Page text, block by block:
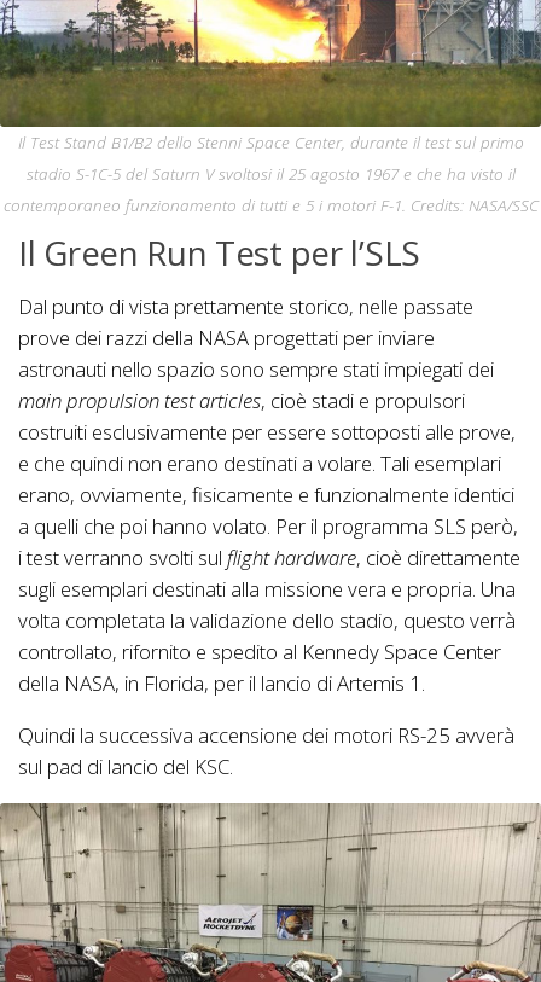
Il Test Stand B1/B2 dello Stenni Space Center, durante il test sul primo
stadio S-1C-5 del Saturn V svoltosi il 25 agosto 1967 e che ha visto il
contemporaneo funzionamento di tutti e 5 i motori F-1. Credits: NASA/SSC
Il Green Run Test per l’SLS
Dal punto di vista prettamente storico, nelle passate
prove dei razzi della NASA progettati per inviare
astronauti nello spazio sono sempre stati impiegati dei
main propulsion test articles, cioè stadi e propulsori
costruiti esclusivamente per essere sottoposti alle prove,
e che quindi non erano destinati a volare. Tali esemplari
erano, ovviamente, fisicamente e funzionalmente identici
a quelli che poi hanno volato. Per il programma SLS però,
i test verranno svolti sul flight hardware, cioè direttamente
sugli esemplari destinati alla missione vera e propria. Una
volta completata la validazione dello stadio, questo verrà
controllato, rifornito e spedito al Kennedy Space Center
della NASA, in Florida, per il lancio di Artemis 1.
Quindi la successiva accensione dei motori RS-25 avverà
sul pad di lancio del KSC.